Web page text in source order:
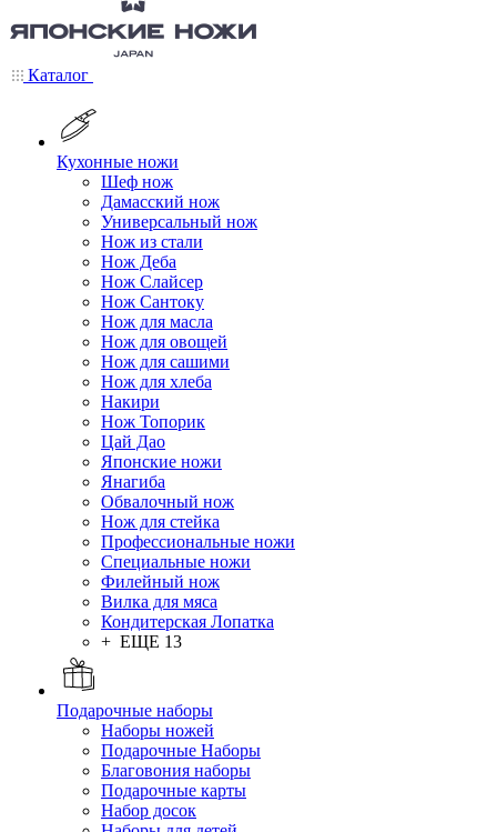
Каталог
Кухонные ножи
Шеф нож
Дамасский нож
Универсальный нож
Нож из стали
Нож Деба
Нож Слайсер
Нож Сантоку
Нож для масла
Нож для овощей
Нож для сашими
Нож для хлеба
Накири
Нож Топорик
Цай Дао
Японские ножи
Янагиба
Обвалочный нож
Нож для стейка
Профессиональные ножи
Специальные ножи
Филейный нож
Вилка для мяса
Кондитерская Лопатка
+ ЕЩЕ 13
Подарочные наборы
Наборы ножей
Подарочные Наборы
Благовония наборы
Подарочные карты
Набор досок